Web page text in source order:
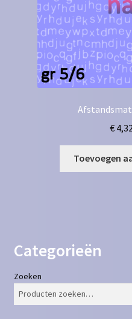
€4,32
Toevoegen
Categorieën
Zoeken